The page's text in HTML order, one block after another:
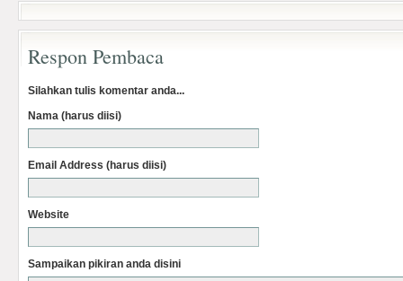
Respon Pembaca
Silahkan tulis komentar anda...
Nama (harus diisi)
Email Address (harus diisi)
Website
Sampaikan pikiran anda disini